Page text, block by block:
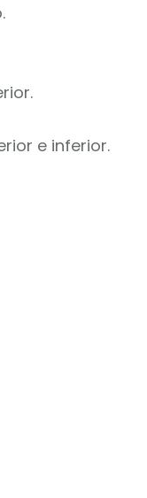
e inferior.